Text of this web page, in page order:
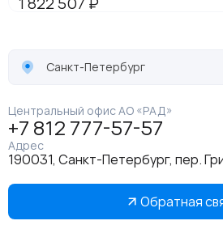
Санкт-Петербург
Центральный офис АО «РАД»
+7 812 777-57-57
Адрес
190031, Санкт-Петербург, пер.
Обратная